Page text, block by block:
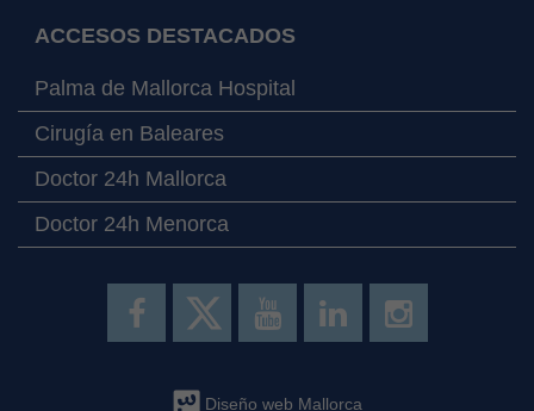
ACCESOS DESTACADOS
Palma de Mallorca Hospital
Cirugía en Baleares
Doctor 24h Mallorca
Doctor 24h Menorca
Diseño web Mallorca